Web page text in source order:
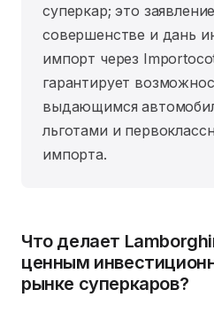
суперкар; это
совершенстве и дань
импорт через
гарантирует
выдающимся
льготами и
импорта.
Что делает
ценным
рынке суперкаров?